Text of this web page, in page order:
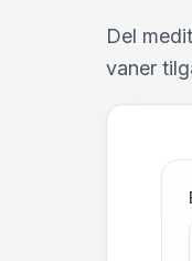
Del
vaner